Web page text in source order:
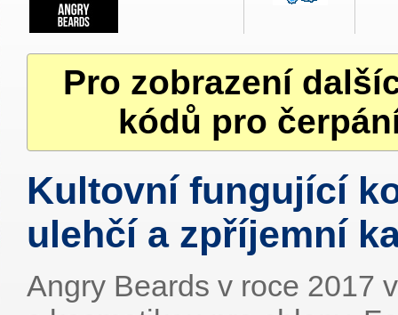
Pro zobrazení
kódů pro
Kultovní fungující
ulehčí a zpříjemní
Angry Beards v roce 2017